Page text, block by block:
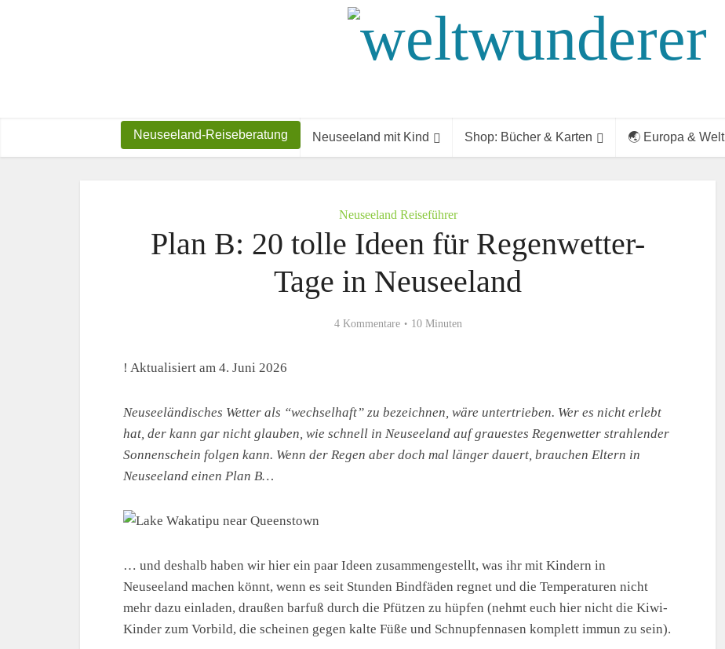
Neuseeland-Reiseberatung Neuseeland mit Kind Shop: Bücher & Karten 🌏 Europa & Welt
Neuseeland Reiseführer
Plan B: 20 tolle Ideen für Regenwetter-
Tage in Neuseeland
4 Kommentare 10 Minuten
! Aktualisiert am 4. Juni 2026
Neuseeländisches Wetter als “wechselhaft” zu bezeichnen, wäre untertrieben. Wer es nicht erlebt
hat, der kann gar nicht glauben, wie schnell in Neuseeland auf grauestes Regenwetter strahlender
Sonnenschein folgen kann. Wenn der Regen aber doch mal länger dauert, brauchen Eltern in
Neuseeland einen Plan B…
… und deshalb haben wir hier ein paar Ideen zusammengestellt, was ihr mit Kindern in
Neuseeland machen könnt, wenn es seit Stunden Bindfäden regnet und die Temperaturen nicht
mehr dazu einladen, draußen barfuß durch die Pfützen zu hüpfen (nehmt euch hier nicht die Kiwi-
Kinder zum Vorbild, die scheinen gegen kalte Füße und Schnupfennasen komplett immun zu sein).